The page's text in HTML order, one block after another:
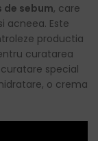
de sebum, care
acneea. Este
productia
curatarea
special
o crema